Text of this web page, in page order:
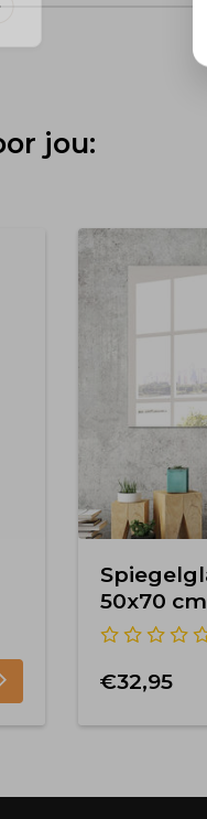
jou:
50x70 cm
€32,95